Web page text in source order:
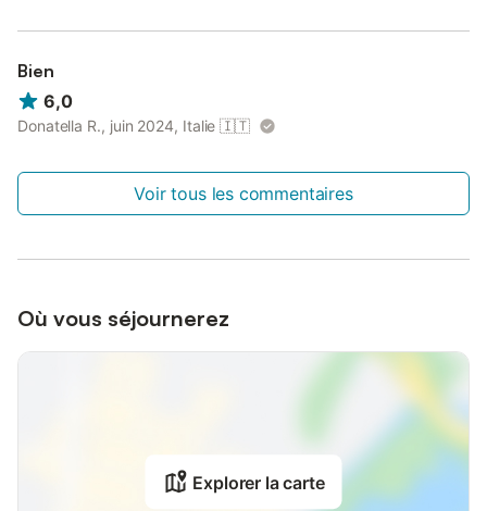
Bien
6,0
Donatella R., juin 2024, Italie 🇮🇹
Voir tous les commentaires
Où vous séjournerez
Explorer la carte